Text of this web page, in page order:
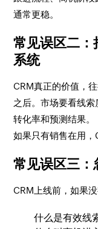
通常更稳。
常见误区二：
系统
CRM真正的价值，
之后。市场要看线
转化率和预测结果。
如果只有销售在用，
常见误区三：
CRM上线前，如果
什么是有效线